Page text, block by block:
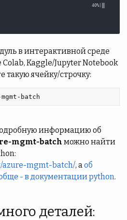
в интерактивной среде
Kaggle/Jupyter Notebook
такую ячейку/строчку:
batch
информацию об
mgmt-batch можно найти
azure-mgmt-batch/, аоб
- в документации python.
деталей: